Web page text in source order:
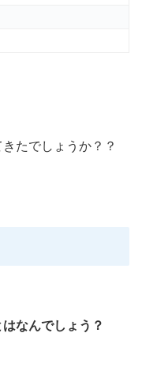
たでしょうか？？
なんでしょう？